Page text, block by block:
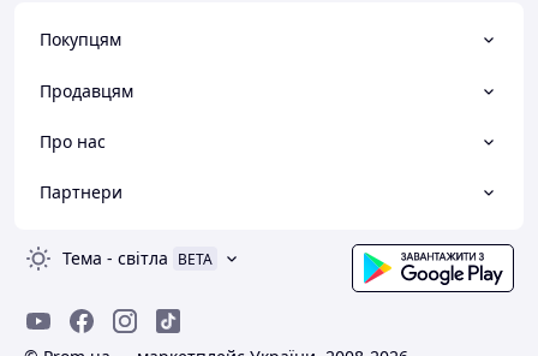
Покупцям
Продавцям
Про нас
Партнери
Тема - світла BETA